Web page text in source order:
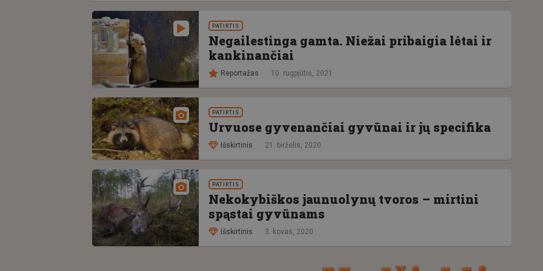
PATIRTIS
Negailestinga gamta. Niežai pribaigia lėtai ir
kankinančiai
Reportažas 10. rugpjūtis, 2021
PATIRTIS
Urvuose gyvenančiai gyvūnai ir jų specifika
Išskirtinis 21. birželis, 2020
PATIRTIS
Nekokybiškos jaunuolynų tvoros – mirtini
spąstai gyvūnams
Išskirtinis 3. kovas, 2020